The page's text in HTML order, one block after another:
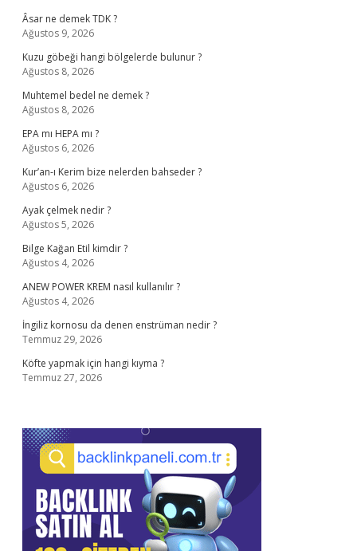
Âsar ne demek TDK ?
Ağustos 9, 2026
Kuzu göbeği hangi bölgelerde bulunur ?
Ağustos 8, 2026
Muhtemel bedel ne demek ?
Ağustos 8, 2026
EPA mı HEPA mı ?
Ağustos 6, 2026
Kur’an-ı Kerim bize nelerden bahseder ?
Ağustos 6, 2026
Ayak çelmek nedir ?
Ağustos 5, 2026
Bilge Kağan Etil kimdir ?
Ağustos 4, 2026
ANEW POWER KREM nasıl kullanılır ?
Ağustos 4, 2026
İngiliz kornosu da denen enstrüman nedir ?
Temmuz 29, 2026
Köfte yapmak için hangi kıyma ?
Temmuz 27, 2026